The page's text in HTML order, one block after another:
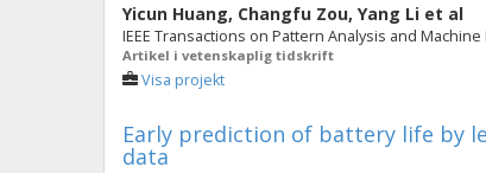
Yicun Huang, Changfu Zou, Yang Li et al
IEEE Transactions on Pattern Analysis and
Artikel i vetenskaplig tidskrift
Visa projekt
Early prediction of battery life by
data